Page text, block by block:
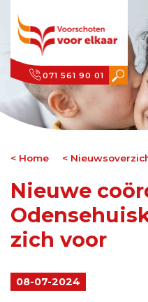
071 561 90 01
Home
Nieuwe
zich voor
08-07-2024